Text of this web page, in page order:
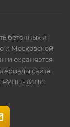
бетонных и
и Московской
и охраняется
сайта
(ИНН